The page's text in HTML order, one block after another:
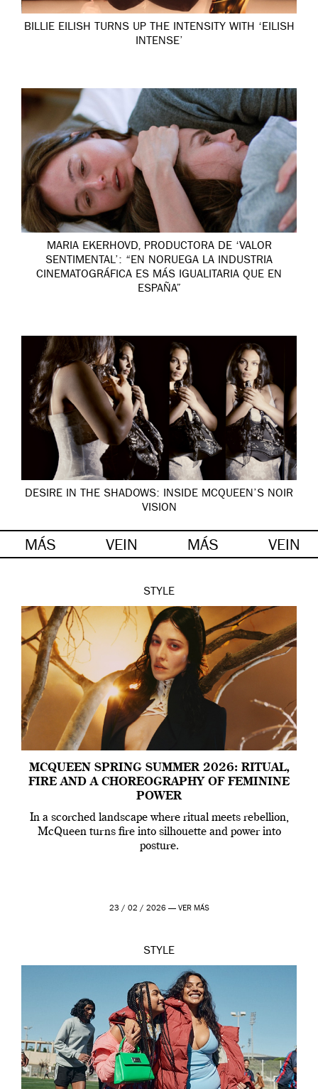
BILLIE EILISH TURNS UP THE INTENSITY WITH ‘EILISH
INTENSE’
MARIA EKERHOVD, PRODUCTORA DE ‘VALOR
SENTIMENTAL’: “EN NORUEGA LA INDUSTRIA
CINEMATOGRÁFICA ES MÁS IGUALITARIA QUE EN
ESPAÑA”
DESIRE IN THE SHADOWS: INSIDE MCQUEEN’S NOIR
VISION
MÁS VEIN MÁS VEIN
STYLE
MCQUEEN SPRING SUMMER 2026: RITUAL,
FIRE AND A CHOREOGRAPHY OF FEMININE
POWER
In a scorched landscape where ritual meets rebellion,
McQueen turns fire into silhouette and power into
posture.
23 / 02 / 2026 — VER MÁS
STYLE